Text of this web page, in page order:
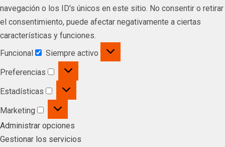
navegación o los ID's únicos en este sitio. No consentir o retirar
el consentimiento, puede afectar negativamente a ciertas
características y funciones.
Funcional
Siempre activo
Preferencias
Estadísticas
Marketing
Administrar opciones
Gestionar los servicios